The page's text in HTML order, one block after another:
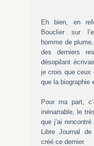
Eh bien, en
Bouclier sur
homme de
des derniers
désopilant
je crois que ceux
que la biographie
Pour ma part,
inénarrable, le
que j’ai
Libre Journal de
créé ce dernier.